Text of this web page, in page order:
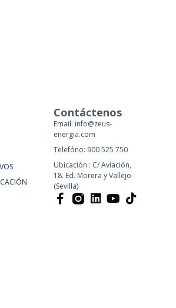
Contáctenos
Email: info@zeus-
energia.com
Telefóno: 900 525 750
Ubicación : C/ Aviación,
18. Ed. Morera y Vallejo
(Sevilla)